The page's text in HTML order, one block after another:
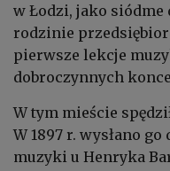
w Łodzi, jako
rodzinie
pierwsze lekcje
dobroczynnych
W tym mieście
W 1897 r. wysłano
muzyki u Henryka